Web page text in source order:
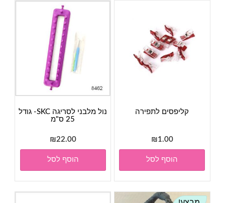
קליפסים לתפירה
₪1.00
הוסף לסל
נול מלבני לסריגה SKC- גודל
25 ס"מ
₪22.00
הוסף לסל